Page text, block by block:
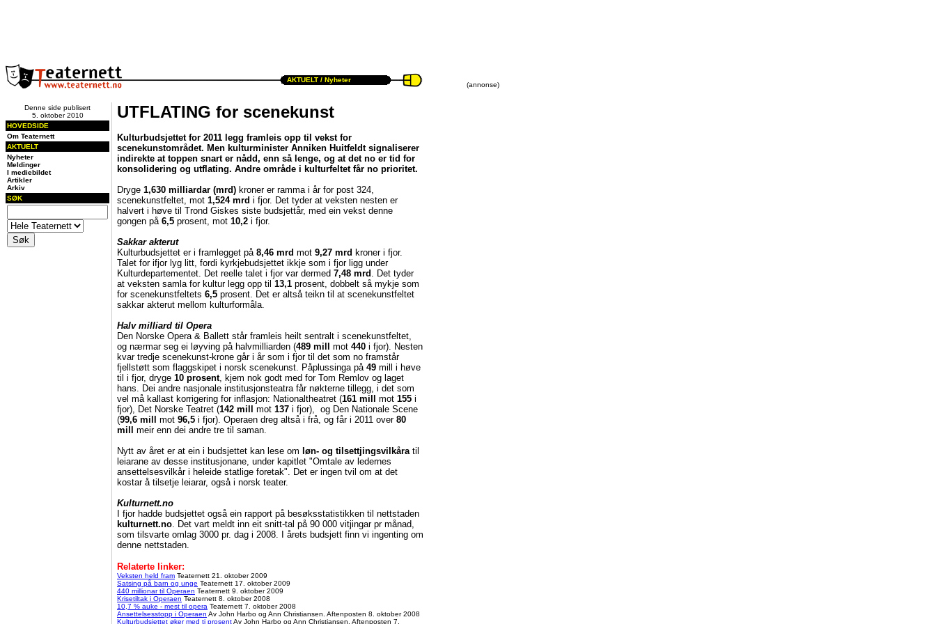
AKTUELT / Nyheter
(annonse)
Denne side publisert
5. oktober 2010
HOVEDSIDE
Om Teaternett
AKTUELT
Nyheter
Meldinger
I mediebildet
Artikler
Arkiv
SØK
UTFLATING for scenekunst
Kulturbudsjettet for 2011 legg framleis opp til vekst for
scenekunstområdet. Men kulturminister Anniken Huitfeldt signaliserer
indirekte at toppen snart er nådd, enn så lenge, og at det no er tid for
konsolidering og utflating. Andre område i kulturfeltet får no prioritet.
Dryge 1,630 milliardar (mrd) kroner er ramma i år for post 324,
scenekunstfeltet, mot 1,524 mrd i fjor. Det tyder at veksten nesten er
halvert i høve til Trond Giskes siste budsjettår, med ein vekst denne
gongen på 6,5 prosent, mot 10,2 i fjor.
Sakkar akterut
Kulturbudsjettet er i framlegget på 8,46 mrd mot 9,27 mrd kroner i fjor.
Talet for ifjor lyg litt, fordi kyrkjebudsjettet ikkje som i fjor ligg under
Kulturdepartementet. Det reelle talet i fjor var dermed 7,48 mrd . Det tyder
at veksten samla for kultur legg opp til 13,1 prosent, dobbelt så mykje som
for scenekunstfeltets 6,5 prosent. Det er altså teikn til at scenekunstfeltet
sakkar akterut mellom kulturformåla.
Halv milliard til Opera
Den Norske Opera & Ballett står framleis heilt sentralt i scenekunstfeltet,
og nærmar seg ei løyving på halvmilliarden (489 mill mot 440 i fjor). Nesten
kvar tredje scenekunst-krone går i år som i fjor til det som no framstår
fjellstøtt som flaggskipet i norsk scenekunst. Påplussinga på 49 mill i høve
til i fjor, dryge 10 prosent, kjem nok godt med for Tom Remlov og laget
hans. Dei andre nasjonale institusjonsteatra får nøkterne tillegg, i det som
vel må kallast korrigering for inflasjon: Nationaltheatret (161 mill mot 155 i
fjor), Det Norske Teatret (142 mill mot 137 i fjor), og Den Nationale Scene
(99,6 mill mot 96,5 i fjor). Operaen dreg altså i frå, og får i 2011 over 80
mill
meir enn dei andre tre til saman.
Nytt av året er at ein i budsjettet kan lese om løn- og tilsettjingsvilkåratil
leiarane av desse institusjonane, under kapitlet "Omtale av ledernes
ansettelsesvilkår i heleide statlige foretak". Det er ingen tvil om at det
kostar å tilsetje leiarar, også i norsk teater.
Kulturnett.no
I fjor hadde budsjettet også ein rapport på besøksstatistikken til nettstaden
kulturnett.no. Det vart meldt inn eit snitt-tal på 90 000 vitjingar pr månad,
som tilsvarte omlag 3000 pr. dag i 2008. I årets budsjett finn vi ingenting om
denne nettstaden.
Relaterte linker:
Veksten held fram Teaternett 21. oktober 2009
Satsing på barn og unge Teaternett 17. oktober 2009
440 millionar til Operaen Teaternett 9. oktober 2009
Krisetiltak i Operaen Teaternett 8. oktober 2008
10,7 % auke - mest til opera Teaternett 7. oktober 2008
Ansettelsesstopp i Operaen Av John Harbo og Ann Christiansen. Aftenposten 8. oktober 2008
Kulturbudsjettet øker med ti prosentAv John Harbo og Ann Christiansen. Aftenposten 7.